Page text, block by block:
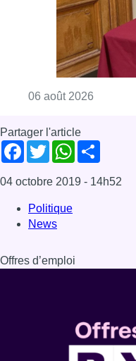
06 août 2026
Partager l'article
Facebook
TwitterWhatsApp
04 octobre 2019 - 14h52
Politique
News
Offres d’emploi